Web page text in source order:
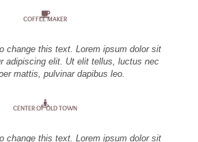
COFFEE MAKER
change this text. Lorem ipsum dolor sit
adipiscing elit. Ut elit tellus, luctus nec
mattis, pulvinar dapibus leo.
CENTER OF OLD TOWN
change this text. Lorem ipsum dolor sit